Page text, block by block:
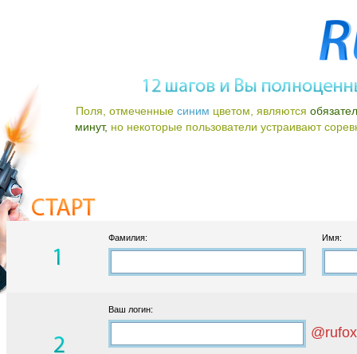
Поля, отмеченные синим цветом, являются
минут, но некоторые пользователи устраивают
Фамилия: Имя:
Ваш логин: